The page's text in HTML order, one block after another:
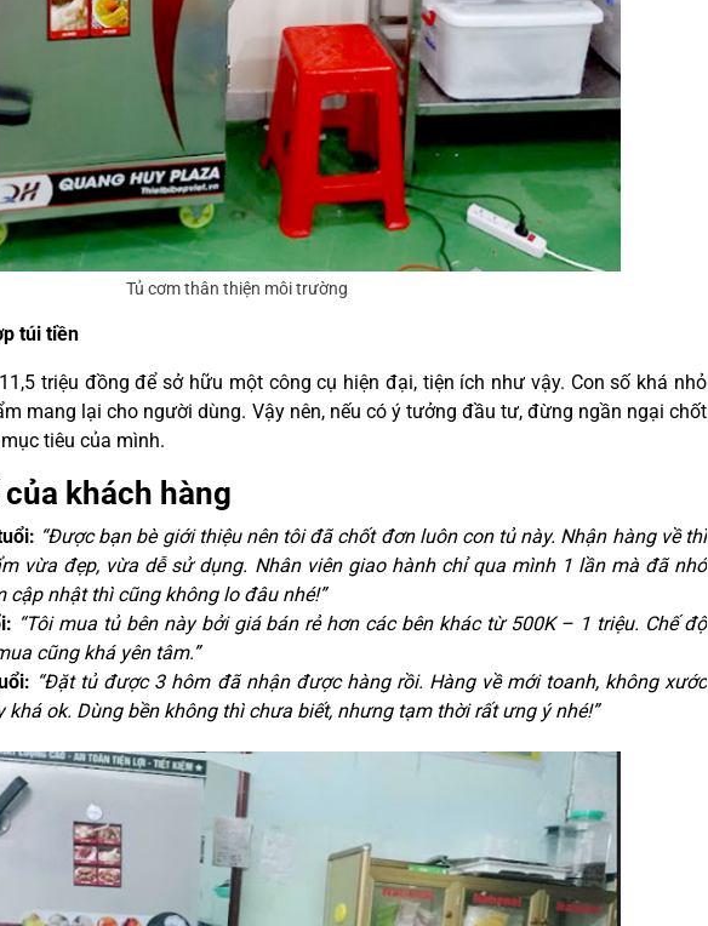
Tủ cơm thân thiện môi trường
túi tiền
triệu đồng để sở hữu một công cụ hiện đại, tiện ích như vậy. Con số khá nhỏ
mang lại cho người dùng. Vậy nên, nếu có ý tưởng đầu tư, đừng ngần ngại chốt
tiêu của mình.
khách hàng
“Được bạn bè giới thiệu nên tôi đã chốt đơn luôn con tủ này. Nhận hàng về thì
vừa đẹp, vừa dễ sử dụng. Nhân viên giao hành chỉ qua mình 1 lần mà đã nhớ
cập nhật thì cũng không lo đâu nhé!”
“Tôi mua tủ bên này bởi giá bán rẻ hơn các bên khác từ 500K – 1 triệu. Chế độ
cũng khá yên tâm.”
“Đặt tủ được 3 hôm đã nhận được hàng rồi. Hàng về mới toanh, không xước
ok. Dùng bền không thì chưa biết, nhưng tạm thời rất ưng ý nhé!”